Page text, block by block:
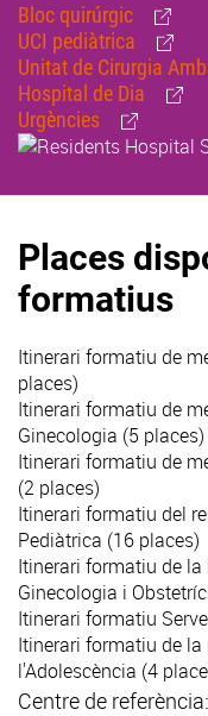
Bloc quirúrgic
UCI pediàtrica
Unitat de Cirurgia
Hospital de Dia
Urgències
Places
formatius
Itinerari formatiu de
places)
Itinerari formatiu de
Ginecologia (5 places)
Itinerari formatiu de
(2 places)
Itinerari formatiu del
Pediàtrica (16 places)
Itinerari formatiu de
Ginecologia i
Itinerari formatiu
Itinerari formatiu de
l'Adolescència (4
Centre de